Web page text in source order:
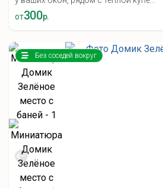
от300р.
Без соседей вокруг